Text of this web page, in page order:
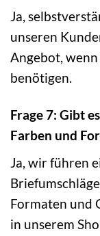
Ja,
unseren
Angebot,
benötigen.
Frage 7: Gibt
Farben und
Ja, wir führen
Formaten und
in unserem